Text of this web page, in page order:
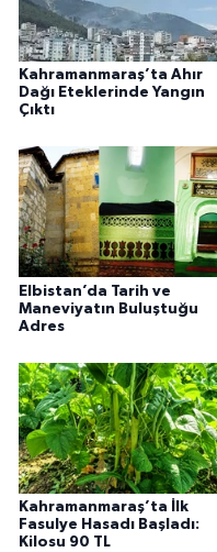
Kahramanmaraş’ta Ahır
Dağı Eteklerinde Yangın
Çıktı
Elbistan’da Tarih ve
Maneviyatın Buluştuğu
Adres
Kahramanmaraş’ta İlk
Fasulye Hasadı Başladı:
Kilosu 90 TL